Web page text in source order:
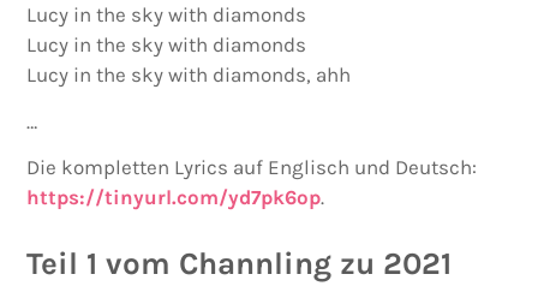
Lucy in the sky with diamonds
Lucy in the sky with diamonds
Lucy in the sky with diamonds, ahh
…
Die kompletten Lyrics auf Englisch und Deutsch:
https://tinyurl.com/yd7pk6op.
Teil 1 vom Channling zu 2021